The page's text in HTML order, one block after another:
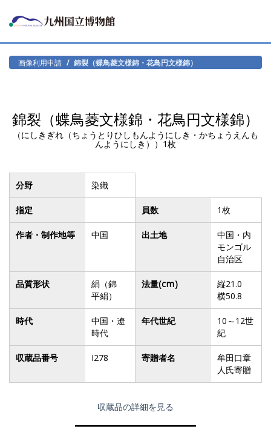
画像利用申請 錦裂（蝶鳥菱文様錦・花鳥円文様錦）
錦裂（蝶鳥菱文様錦・花鳥円文様錦）
（にしきぎれ（ちょうとりひしもんようにしき・かちょうえんも
んようにしき））1枚
分野 染織
指定 員数 1枚
作者・制作地等 中国 出土地
中国・内
モンゴル
自治区
品質形状
絹（錦
平絹）
法量(cm)
縦21.0
横50.8
時代
中国・遼
時代
年代世紀
10～12世
紀
収蔵品番号 I278 寄贈者名
牟田口章
人氏寄贈
収蔵品の詳細を見る